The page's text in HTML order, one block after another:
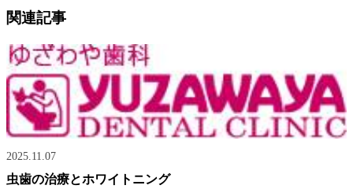
関連記事
2025.11.07
虫歯の治療とホワイトニング